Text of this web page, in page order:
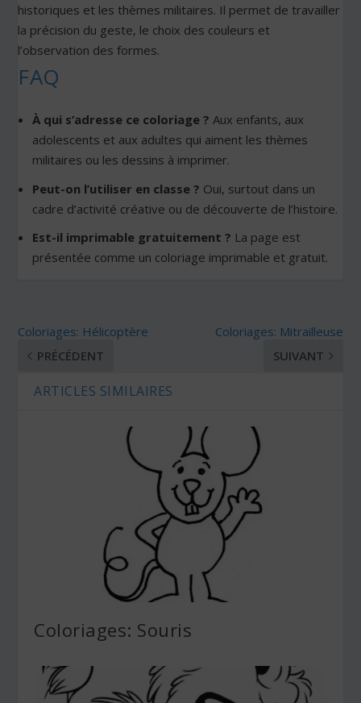
historiques et les thèmes militaires. Il permet de travailler
la précision du geste, le choix des couleurs et
l’observation des formes.
FAQ
À qui s’adresse ce coloriage ? Aux enfants, aux
adolescents et aux adultes qui aiment les thèmes
militaires ou les dessins à imprimer.
Peut-on l’utiliser en classe ? Oui, surtout dans un
cadre d’activité créative ou de découverte de l’histoire.
Est-il imprimable gratuitement ? La page est
présentée comme un coloriage imprimable et gratuit.
Coloriages: Hélicoptère
PRÉCÉDENT
Coloriages: Mitrailleuse
SUIVANT
ARTICLES SIMILAIRES
Coloriages: Souris